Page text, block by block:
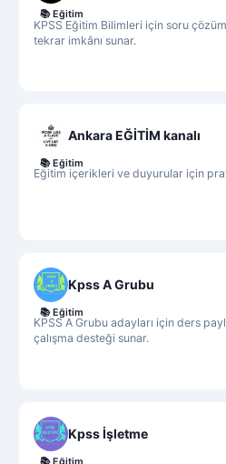
KPSS Eğitim Bilimleri için soru
tekrar imkânı sunar.
📚 Eğitim
Ankara EĞİTİM kanalı
Eğitim içerikleri ve duyurular için
📚 Eğitim
Kpss A Grubu
KPSS A Grubu adayları için ders
çalışma desteği sunar.
📚 Eğitim
Kpss İşletme
📚 Eğitim